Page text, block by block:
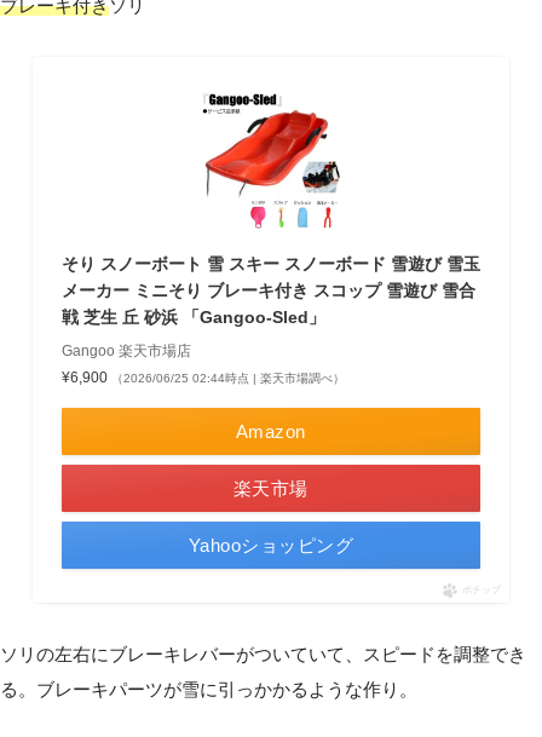
ブレーキ付きソリ
そり スノーボート 雪 スキー スノーボード 雪遊び 雪玉
メーカー ミニそり ブレーキ付き スコップ 雪遊び 雪合
戦 芝生 丘 砂浜 「Gangoo-Sled」
Gangoo 楽天市場店
¥6,900
（2026/06/25 02:44時点 | 楽天市場調べ）
Amazon
楽天市場
Yahooショッピング
ポチップ
ソリの左右にブレーキレバーがついていて、スピードを調整でき
る。ブレーキパーツが雪に引っかかるような作り。